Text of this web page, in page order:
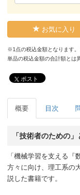
お気に入り
※1点の税込金額となります。
単品の税込金額の合計額とは
ポスト
概要 目次
「技術者のための
「機械学習を支える『
方々に向け、理工系の
説した書籍です。